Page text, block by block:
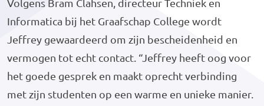
Volgens Bram Clahsen, directeur Techniek en
Informatica bij het Graafschap College wordt
Jeffrey gewaardeerd om zijn bescheidenheid en
vermogen tot echt contact. “Jeffrey heeft oog voor
het goede gesprek en maakt oprecht verbinding
met zijn studenten op een warme en unieke manier.